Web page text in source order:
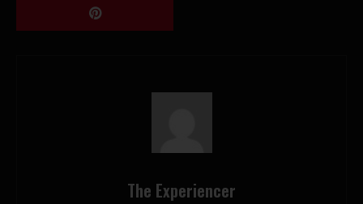
The Experiencer